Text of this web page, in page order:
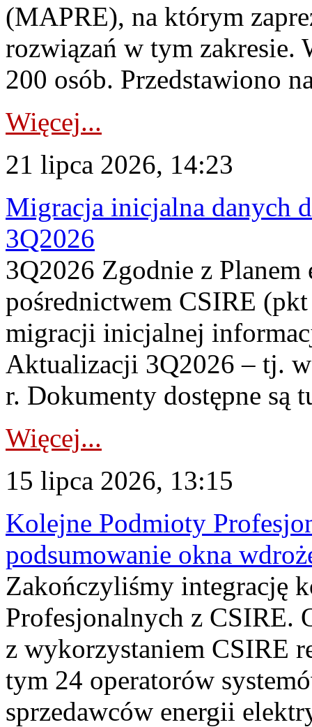
(MAPRE), na którym
rozwiązań w tym zakresie.
200 osób. Przedstawiono
Więcej...
21 lipca 2026, 14:23
Migracja inicjalna danych
3Q2026
3Q2026 Zgodnie z
pośrednictwem CSIRE
migracji inicjalnej
Aktualizacji 3Q2026 – tj.
r. Dokumenty dostępne są
Więcej...
15 lipca 2026, 13:15
Kolejne Podmioty
podsumowanie okna
Zakończyliśmy integrację
Profesjonalnych z CSIRE.
z wykorzystaniem CSIRE
tym 24 operatorów
sprzedawców energii